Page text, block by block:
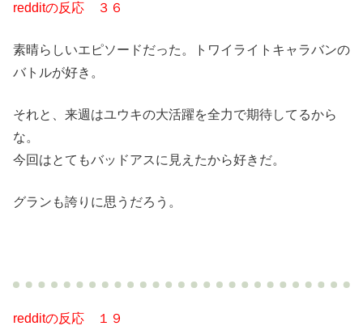
redditの反応 ３６
素晴らしいエピソードだった。トワイライトキャラバンの
バトルが好き。
それと、来週はユウキの大活躍を全力で期待してるから
な。
今回はとてもバッドアスに見えたから好きだ。
グランも誇りに思うだろう。
redditの反応 １９